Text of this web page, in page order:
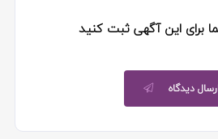
برای این آگهی ثبت کنید
دیدگاه